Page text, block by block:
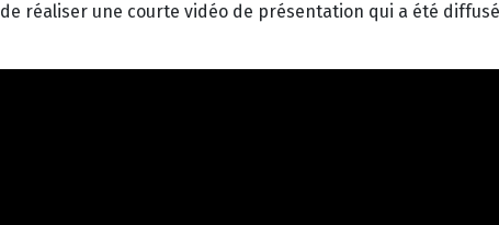
réaliser une courte vidéo de présentation qui a été